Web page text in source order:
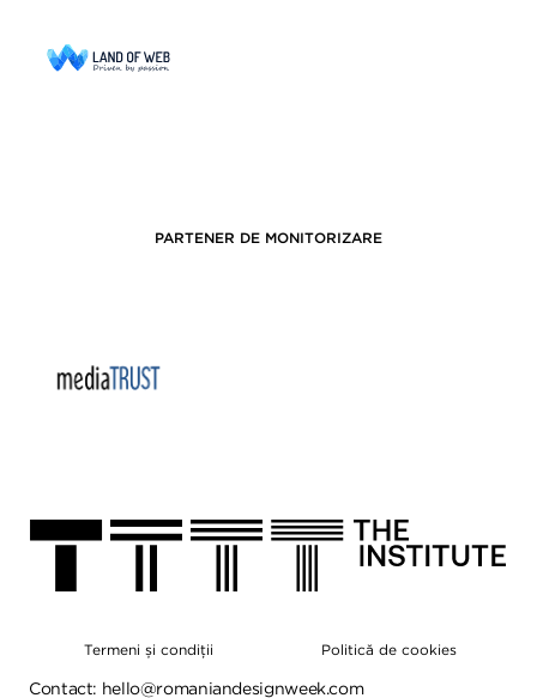
PARTENER DE MONITORIZARE
Termeni și condiții Politică de cookies
Contact: hello@romaniandesignweek.com